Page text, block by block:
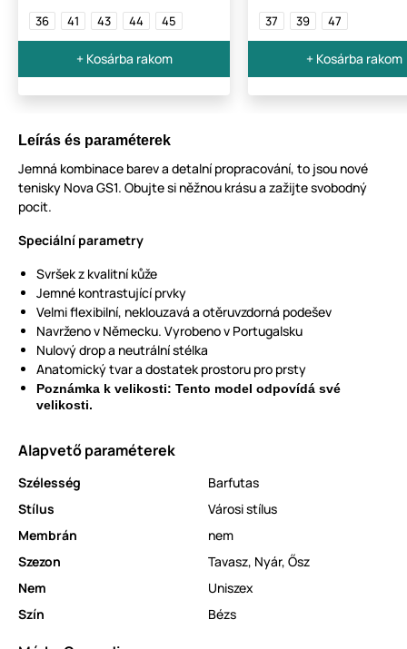
36 41 43 44 45
+ Kosárba rakom
37 39 47
+ Kosárba rakom
Leírás és paraméterek
Jemná kombinace barev a detalní propracování, to jsou nové
tenisky Nova GS1. Obujte si něžnou krásu a zažijte svobodný
pocit.
Speciální parametry
Svršek z kvalitní kůže
Jemné kontrastující prvky
Velmi flexibilní, neklouzavá a otěruvzdorná podešev
Navrženo v Německu. Vyrobeno v Portugalsku
Nulový drop a neutrální stélka
Anatomický tvar a dostatek prostoru pro prsty
Poznámka k velikosti: Tento model odpovídá své
velikosti.
Alapvető paraméterek
Szélesség
Barfutas
Stílus
Városi stílus
Membrán
nem
Szezon
Tavasz, Nyár, Ősz
Nem
Uniszex
Szín
Bézs